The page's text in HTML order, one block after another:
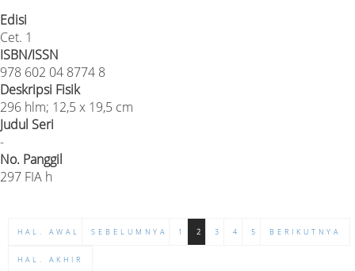
Edisi
Cet. 1
ISBN/ISSN
978 602 04 8774 8
Deskripsi Fisik
296 hlm; 12,5 x 19,5 cm
Judul Seri
-
No. Panggil
297 FIA h
HAL. AWAL SEBELUMNYA 1 2 3 4 5 BERIKUTNYA
HAL. AKHIR